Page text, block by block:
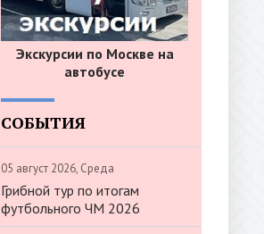
Экскурсии по Москве на
автобусе
СОБЫТИЯ
05 август 2026, Среда
Грибной тур по итогам
футбольного ЧМ 2026